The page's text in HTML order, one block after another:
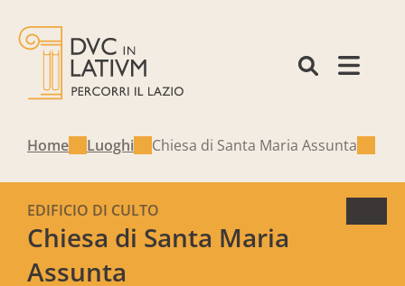
Home Luoghi Chiesa di Santa Maria Assunta
Chiesa di Santa Maria
Assunta
EDIFICIO DI CULTO